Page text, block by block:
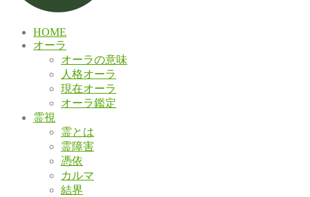
HOME
オーラ
オーラの意味
人格オーラ
現在オーラ
オーラ鑑定
霊視
霊とは
霊障害
憑依
カルマ
結界